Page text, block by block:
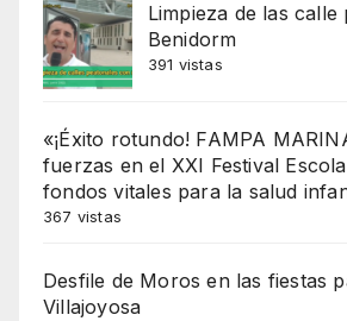
Limpieza de las calle
Benidorm
391 vistas
«¡Éxito rotundo! FAMPA
fuerzas en el XXI Festival
fondos vitales para la salud
367 vistas
Desfile de Moros en las fiestas
Villajoyosa